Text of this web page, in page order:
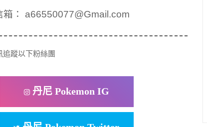
： a66550077@Gmail.com
蹤以下粉絲團
丹尼 Pokemon IG